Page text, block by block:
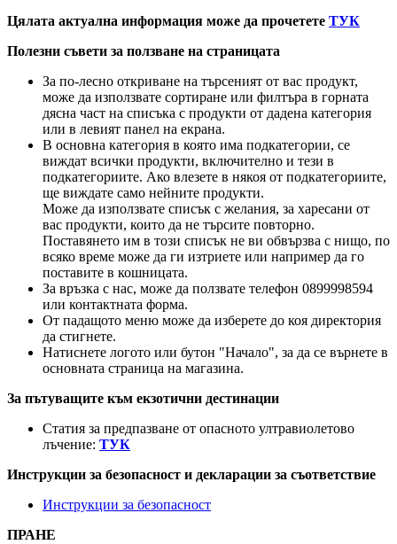
Цялата актуална информация може да прочетете ТУК
Полезни съвети за ползване на страницата
За по-лесно откриване на търсеният от вас продукт,
може да използвате сортиране или филтъра в горната
дясна част на списъка с продукти от дадена категория
или в левият панел на екрана.
В основна категория в която има подкатегории, се
виждат всички продукти, включително и тези в
подкатегориите. Ако влезете в някоя от подкатегориите,
ще виждате само нейните продукти.
Може да използвате списък с желания, за харесани от
вас продукти, които да не търсите повторно.
Поставянето им в този списък не ви обвързва с нищо, по
всяко време може да ги изтриете или например да го
поставите в кошницата.
За връзка с нас, може да ползвате телефон 0899998594
или контактната форма.
От падащото меню може да изберете до коя директория
да стигнете.
Натиснете логото или бутон "Начало", за да се върнете в
основната страница на магазина.
За пътуващите към екзотични дестинации
Статия за предпазване от опасното ултравиолетово
лъчение: ТУК
Инструкции за безопасност и декларации за съответствие
Инструкции за безопасност
ПРАНЕ